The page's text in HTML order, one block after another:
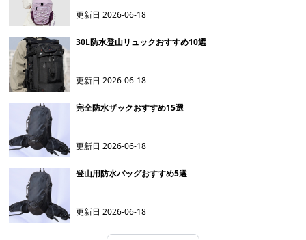
更新日2026-06-18
30L防水登山リュックおすすめ10選
更新日2026-06-18
完全防水ザックおすすめ15選
更新日2026-06-18
登山用防水バッグおすすめ5選
更新日2026-06-18